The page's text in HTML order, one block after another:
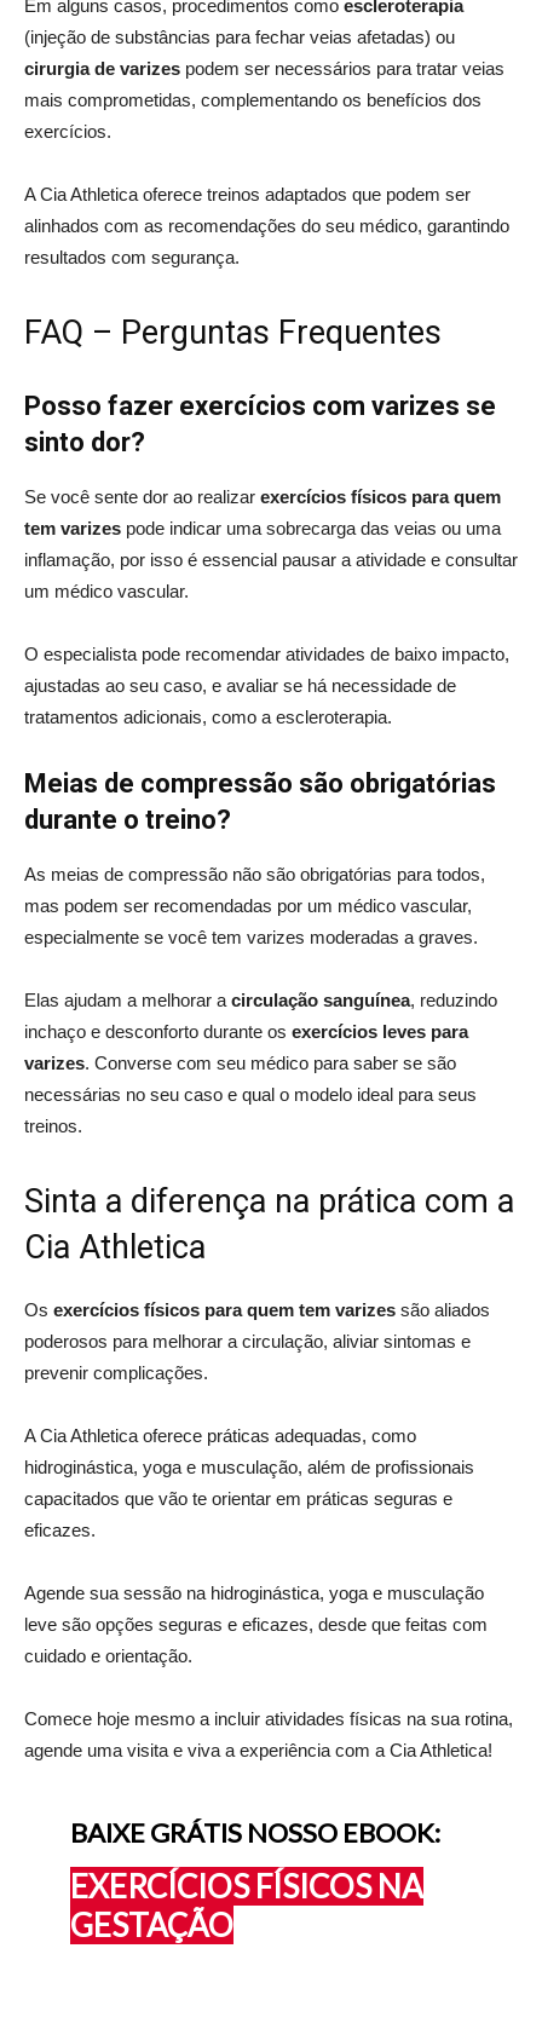
Em alguns casos, procedimentos como escleroterapia
(injeção de substâncias para fechar veias afetadas) ou
cirurgia de varizes podem ser necessários para tratar veias
mais comprometidas, complementando os benefícios dos
exercícios.
A Cia Athletica oferece treinos adaptados que podem ser
alinhados com as recomendações do seu médico, garantindo
resultados com segurança.
FAQ – Perguntas Frequentes
Posso fazer exercícios com varizes se
sinto dor?
Se você sente dor ao realizar exercícios físicos para quem
tem varizes pode indicar uma sobrecarga das veias ou uma
inflamação, por isso é essencial pausar a atividade e consultar
um médico vascular.
O especialista pode recomendar atividades de baixo impacto,
ajustadas ao seu caso, e avaliar se há necessidade de
tratamentos adicionais, como a escleroterapia.
Meias de compressão são obrigatórias
durante o treino?
As meias de compressão não são obrigatórias para todos,
mas podem ser recomendadas por um médico vascular,
especialmente se você tem varizes moderadas a graves.
Elas ajudam a melhorar a circulação sanguínea, reduzindo
inchaço e desconforto durante os exercícios leves para
varizes. Converse com seu médico para saber se são
necessárias no seu caso e qual o modelo ideal para seus
treinos.
Sinta a diferença na prática com a
Cia Athletica
Os exercícios físicos para quem tem varizes são aliados
poderosos para melhorar a circulação, aliviar sintomas e
prevenir complicações.
A Cia Athletica oferece práticas adequadas, como
hidroginástica, yoga e musculação, além de profissionais
capacitados que vão te orientar em práticas seguras e
eficazes.
Agende sua sessão na hidroginástica, yoga e musculação
leve são opções seguras e eficazes, desde que feitas com
cuidado e orientação.
Comece hoje mesmo a incluir atividades físicas na sua rotina,
agende uma visita e viva a experiência com a Cia Athletica!
BAIXE GRÁTIS NOSSO EBOOK:
EXERCÍCIOS FÍSICOS NA
GESTAÇÃO